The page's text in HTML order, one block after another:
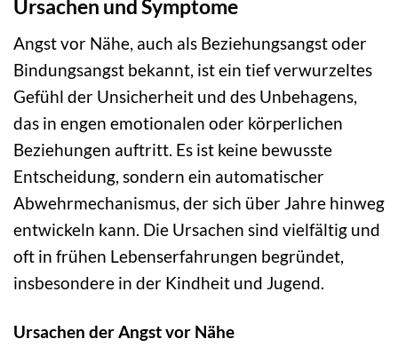
Ursachen und Symptome
Angst vor Nähe, auch als Beziehungsangst oder
Bindungsangst bekannt, ist ein tief verwurzeltes
Gefühl der Unsicherheit und des Unbehagens,
das in engen emotionalen oder körperlichen
Beziehungen auftritt. Es ist keine bewusste
Entscheidung, sondern ein automatischer
Abwehrmechanismus, der sich über Jahre hinweg
entwickeln kann. Die Ursachen sind vielfältig und
oft in frühen Lebenserfahrungen begründet,
insbesondere in der Kindheit und Jugend.
Ursachen der Angst vor Nähe